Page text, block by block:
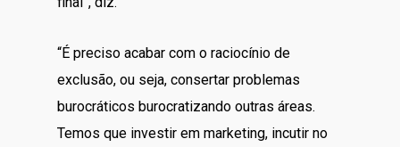
“É preciso acabar com o raciocínio de
exclusão, ou seja, consertar problemas
burocráticos burocratizando outras áreas.
Temos que investir em marketing, incutir no